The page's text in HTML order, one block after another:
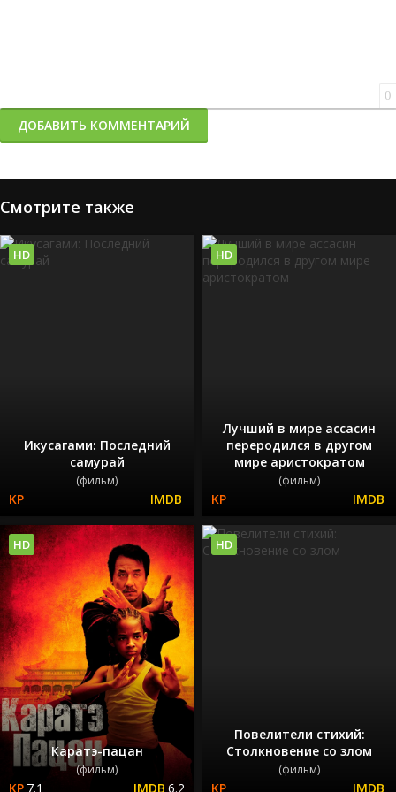
0
ДОБАВИТЬ КОММЕНТАРИЙ
Смотрите также
Икусагами: Последний
самурай
(фильм)
HD
Лучший в мире ассасин
переродился в другом
мире аристократом
(фильм)
HD
Каратэ-пацан
(фильм)
7.1 6.2
HD
Повелители стихий:
Столкновение со злом
(фильм)
HD